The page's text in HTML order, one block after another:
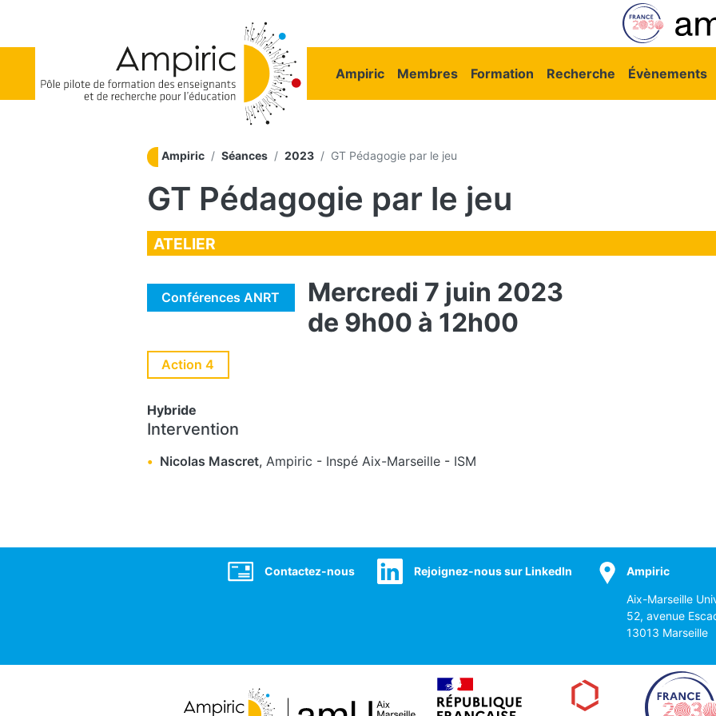
Navigation principale
Ampiric Membres Formation Recherche Évènements
Ampiric Séances 2023 GT Pédagogie par le jeu
GT Pédagogie par le jeu
ATELIER
Conférences ANRT
Mercredi 7 juin 2023
de 9h00 à 12h00
Action 4
Hybride
Intervention
Nicolas Mascret, Ampiric - Inspé Aix-Marseille - ISM
SocialContactez-nous Rejoignez-nous sur LinkedIn Ampiric
Aix-Marseille
52, avenue
13013 Marseille